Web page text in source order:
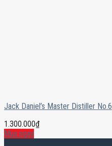
Jack Daniel’s Master Distiller No.6
1.300.000₫
Mua ngay